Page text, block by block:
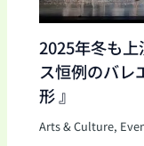
2025年冬も
ス恒例のバレ
形 』
Arts & Culture,